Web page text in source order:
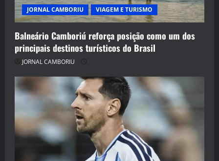
JORNAL CAMBORIU VIAGEM E TURISMO
Balneário Camboriú reforça posição como um dos
principais destinos turísticos do Brasil
JORNAL CAMBORIU